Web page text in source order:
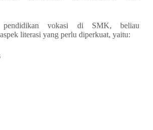
pendidikan vokasi di SMK, beliau
literasi yang perlu diperkuat, yaitu: